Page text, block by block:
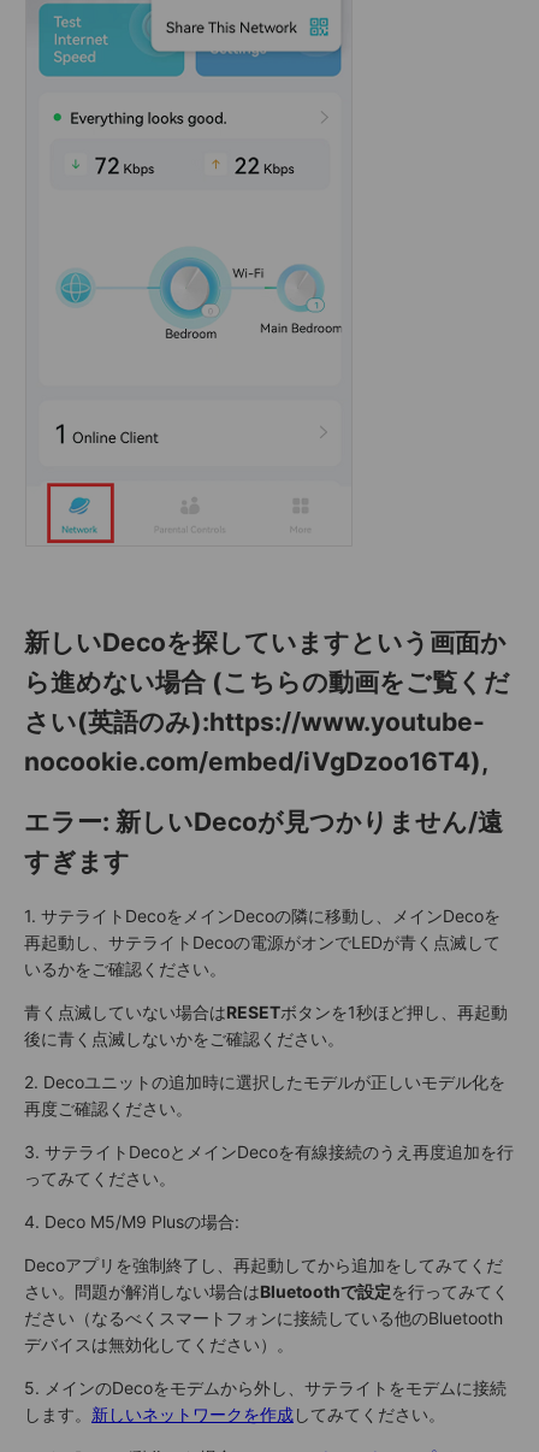
新しいDecoを探していますという画面か
ら進めない場合 (こちらの動画をご覧くだ
さい(英語のみ):https://www.youtube-
nocookie.com/embed/iVgDzoo16T4),
エラー: 新しいDecoが見つかりません/遠
すぎます
1. サテライトDecoをメインDecoの隣に移動し、メインDecoを
再起動し、サテライトDecoの電源がオンでLEDが青く点滅して
いるかをご確認ください。
青く点滅していない場合はRESETボタンを1秒ほど押し、再起動
後に青く点滅しないかをご確認ください。
2. Decoユニットの追加時に選択したモデルが正しいモデル化を
再度ご確認ください。
3. サテライトDecoとメインDecoを有線接続のうえ再度追加を行
ってみてください。
4. Deco M5/M9 Plusの場合:
Decoアプリを強制終了し、再起動してから追加をしてみてくだ
さい。問題が解消しない場合はBluetoothで設定を行ってみてく
ださい（なるべくスマートフォンに接続している他のBluetooth
デバイスは無効化してください）。
5. メインのDecoをモデムから外し、サテライトをモデムに接続
します。 新しいネットワークを作成してみてください。